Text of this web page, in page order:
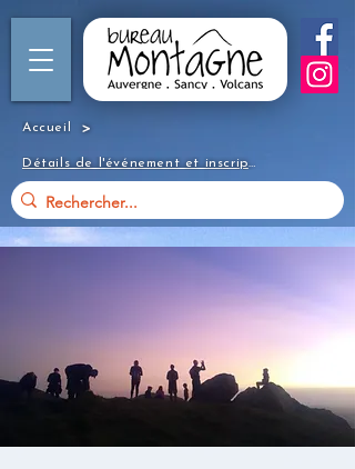
Accueil >
Détails de l'événement et inscription